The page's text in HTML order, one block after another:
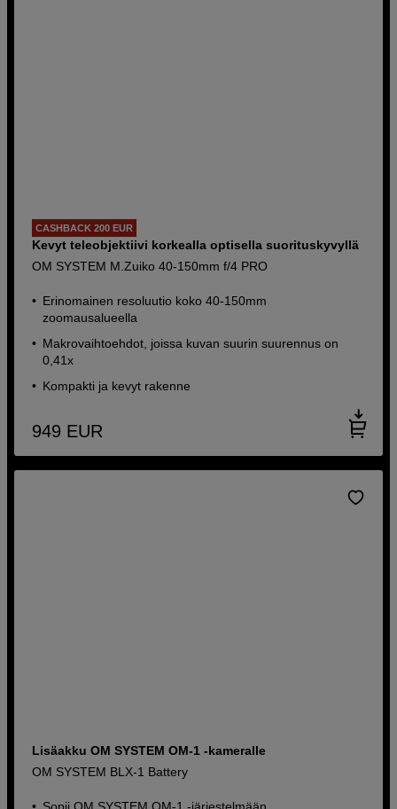
CASHBACK 200 EUR
Kevyt teleobjektiivi korkealla optisella suorituskyvyllä
OM SYSTEM M.Zuiko 40-150mm f/4 PRO
Erinomainen resoluutio koko 40-150mm
zoomausalueella
Makrovaihtoehdot, joissa kuvan suurin suurennus on
0,41x
Kompakti ja kevyt rakenne
949 EUR
Lisäakku OM SYSTEM OM-1 -kameralle
OM SYSTEM BLX-1 Battery
Sopii OM SYSTEM OM-1 -järjestelmään